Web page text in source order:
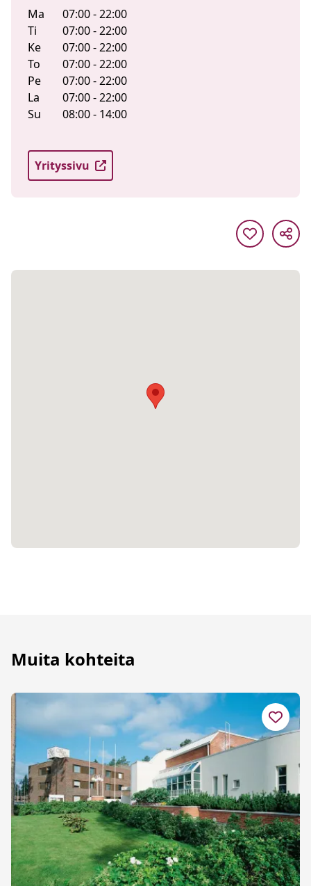
Ma
07:00 - 22:00
Ti
07:00 - 22:00
Ke
07:00 - 22:00
To
07:00 - 22:00
Pe
07:00 - 22:00
La
07:00 - 22:00
Su
08:00 - 14:00
Yrityssivu
Muita kohteita